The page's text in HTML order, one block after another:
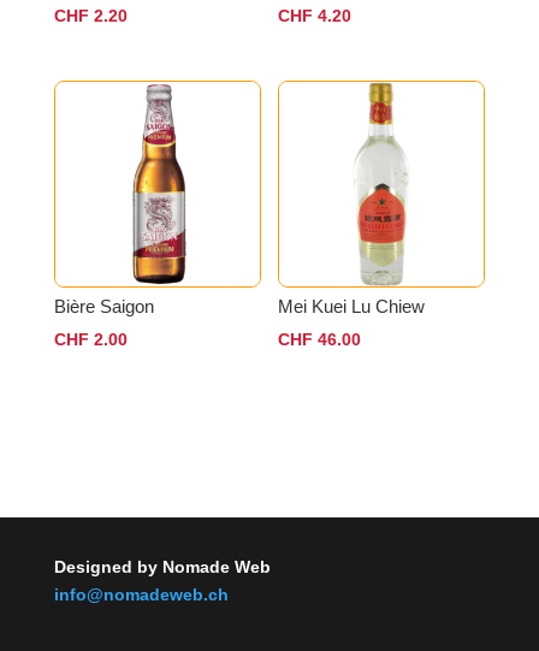
CHF 2.20 CHF 4.20
Bière Saigon
CHF 2.00
Mei Kuei Lu Chiew
CHF 46.00
Designed by Nomade Web
info@nomadeweb.ch